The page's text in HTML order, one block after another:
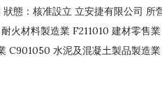
狀態：核准設立 立安捷有限公司
火材料製造業 F211010 建材零售
C901050 水泥及混凝土製品製造
他工程業 F102170 食品什貨批發